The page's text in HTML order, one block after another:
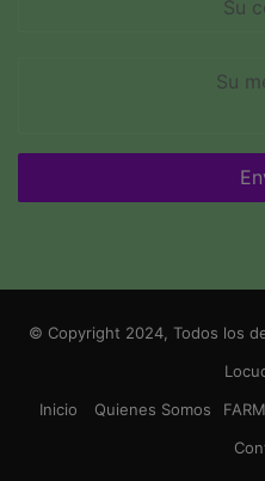
© Copyright 2024, Todos los
Inicio
Quienes Somos